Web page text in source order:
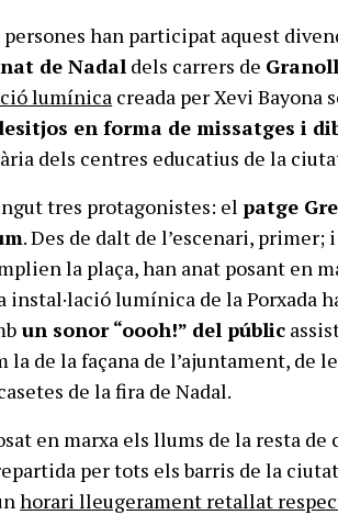
han participat aquest
de Nadal dels carrers de
lumínica creada per Xevi Bayona
en forma de missatges i
dels centres educatius de la
tres protagonistes: elpatge
. Des de dalt de l’escenari, primer;
la plaça, han anat posant en
instal·lació lumínica de la Porxada
un sonor “oooh!” del públic
la de la façana de l’ajuntament, de
de la fira de Nadal.
en marxa els llums de la resta
per tots els barris de la
horari lleugerament retallat